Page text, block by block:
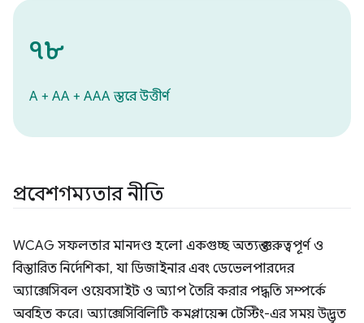
৭৮
A + AA + AAA স্তরে উত্তীর্ণ
প্রবেশগম্যতার নীতি
WCAG সফলতার মানদণ্ড হলো একগুচ্ছ অত্যন্ত গুরুত্বপূর্ণ ও
বিস্তারিত নির্দেশিকা, যা ডিজাইনার এবং ডেভেলপারদের
অ্যাক্সেসিবল ওয়েবসাইট ও অ্যাপ তৈরি করার পদ্ধতি সম্পর্কে
অবহিত করে। অ্যাক্সেসিবিলিটি কমপ্লায়েন্স টেস্টিং-এর সময় উদ্ভূত